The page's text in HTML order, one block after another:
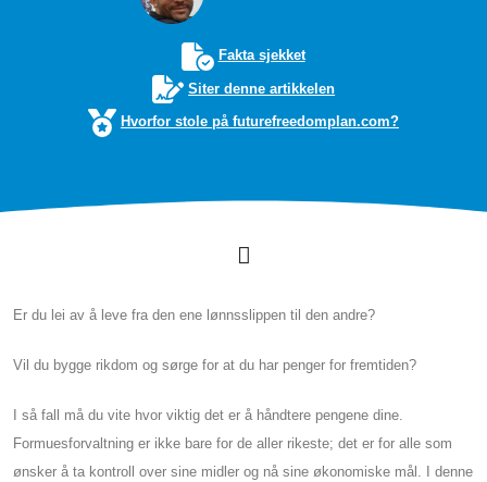
Fakta sjekket
Siter denne artikkelen
Hvorfor stole på futurefreedomplan.com?
Er du lei av å leve fra den ene lønnsslippen til den andre?
Vil du bygge rikdom og sørge for at du har penger for fremtiden?
I så fall må du vite hvor viktig det er å håndtere pengene dine.
Formuesforvaltning er ikke bare for de aller rikeste; det er for alle som
ønsker å ta kontroll over sine midler og nå sine økonomiske mål. I denne